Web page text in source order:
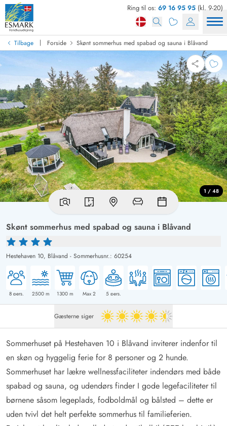
Ring til os: 69 16 95 95 (kl. 9-20)
Tilbage | Forside Skønt sommerhus med spabad og sauna i Blåvand
Skønt sommerhus med spabad og sauna i Blåvand
Hestehaven 10, Blåvand - Sommerhusnr.: 60254
8pers. 2500m 1300m Max 2 5 pers.
1 / 48
Gæsterne siger 4.5 ud af 5
Sommerhuset på Hestehaven 10 i Blåvand inviterer indenfor til
en skøn og hyggelig ferie for 8 personer og 2 hunde.
Sommerhuset har lækre wellnessfaciliteter indendørs med både
spabad og sauna, og udendørs finder I gode legefaciliteter til
børnene såsom legeplads, fodboldmål og bålsted – dette er
uden tvivl det helt perfekte sommerhus til familieferien.